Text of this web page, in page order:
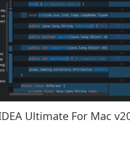
Ultimate For Mac